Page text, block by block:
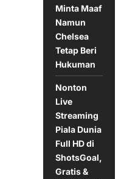
Minta Maaf
Namun
Chelsea
Tetap Beri
Hukuman
Nonton
Live
Streaming
Piala Dunia
Full HD di
ShotsGoal,
Gratis &